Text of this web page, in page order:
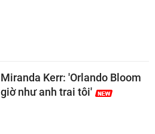
Miranda Kerr: 'Orlando Bloom
giờ như anh trai tôi'